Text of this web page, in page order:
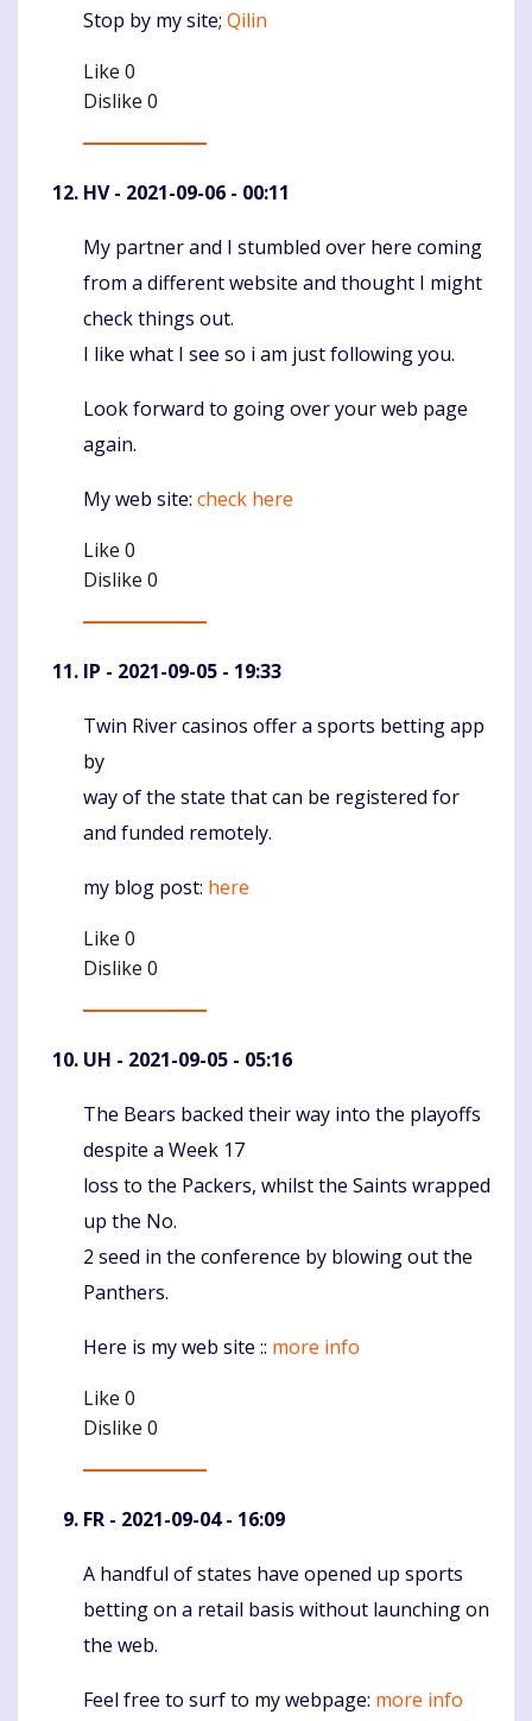
Stop by my site; Qilin
Like 0
Dislike 0
HV- 2021-09-06 - 00:11
Komentaras
My partner and I stumbled over here coming
from a different website and thought I might
check things out.
I like what I see so i am just following you.
Look forward to going over your web page
again.
My web site: check here
Like 0
Dislike 0
IP - 2021-09-05 - 19:33
Komentaras
Twin River casinos offer a sports betting app
by
way of the state that can be registered for
and funded remotely.
my blog post: here
Like 0
Dislike 0
UH - 2021-09-05 - 05:16
Komentaras
The Bears backed their way into the playoffs
despite a Week 17
loss to the Packers, whilst the Saints wrapped
up the No.
2 seed in the conference by blowing out the
Panthers.
Here is my web site :: more info
Like 0
Dislike 0
FR - 2021-09-04 - 16:09
Komentaras
A handful of states have opened up sports
betting on a retail basis without launching on
the web.
Feel free to surf to my webpage: more info